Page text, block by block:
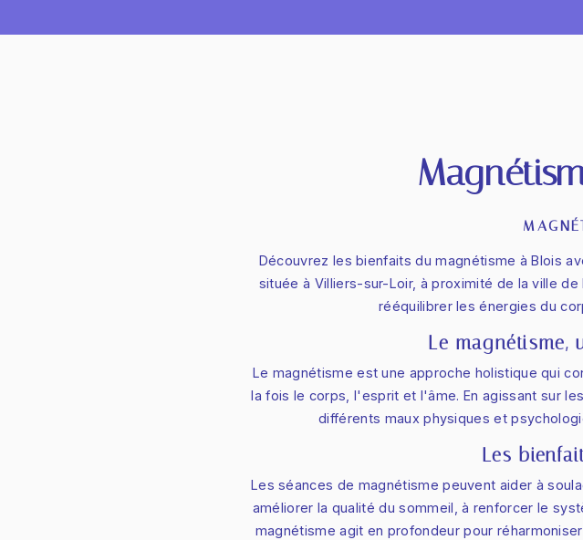
Découvrez les bienfaits du magnétisme à Blois
située à Villiers-sur-Loir, à proximité de la ville
rééquilibrer les énergies du
Le magnétisme,
Le magnétisme est une approche holistique qui
la fois le corps, l'esprit et l'âme. En agissant sur
différents maux physiques et
Les
Les séances de magnétisme peuvent aider à
améliorer la qualité du sommeil, à renforcer le
magnétisme agit en profondeur pour